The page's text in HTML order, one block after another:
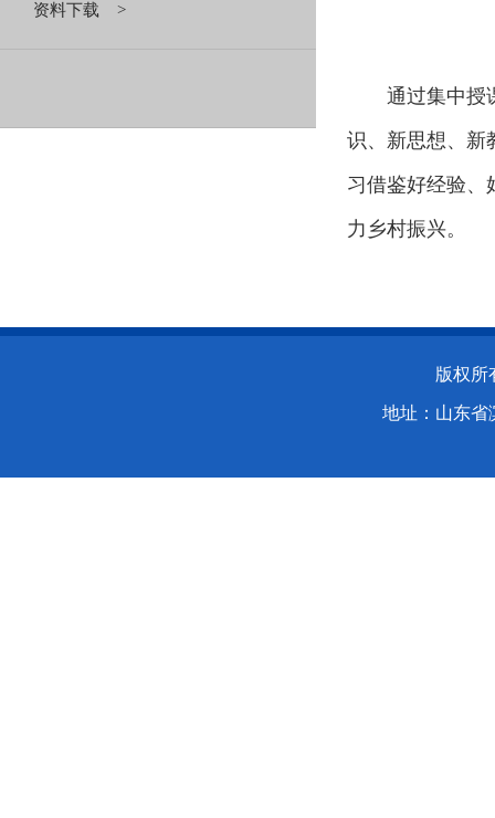
资料下载 >
通过集中授
识、新思想、新
习借鉴好经验、
力乡村振兴。
版权所
地址：山东省